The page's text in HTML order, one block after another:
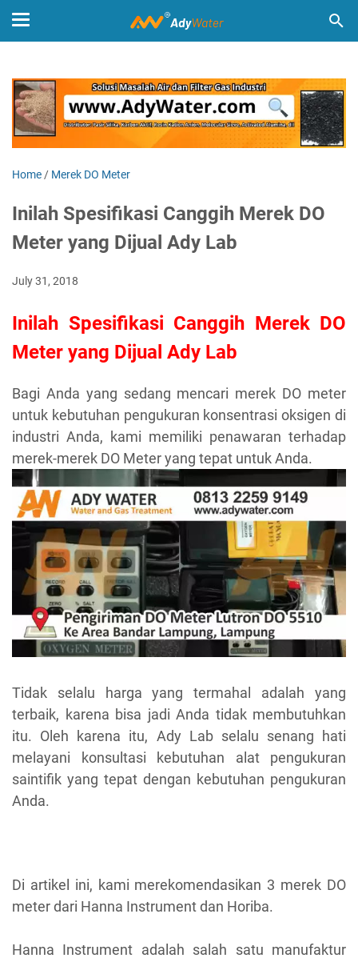
Home / Merek DO Meter
Inilah Spesifikasi Canggih Merek DO
Meter yang Dijual Ady Lab
July 31, 2018
Inilah Spesifikasi Canggih Merek DO
Meter yang Dijual Ady Lab
Bagi Anda yang sedang mencari merek DO meter
untuk kebutuhan pengukuran konsentrasi oksigen di
industri Anda, kami memiliki penawaran terhadap
merek-merek DO Meter yang tepat untuk Anda.
Tidak selalu harga yang termahal adalah yang
terbaik, karena bisa jadi Anda tidak membutuhkan
itu. Oleh karena itu, Ady Lab selalu senang hati
melayani konsultasi kebutuhan alat pengukuran
saintifik yang tepat dengan kebutuhan pengukuran
Anda.
Di artikel ini, kami merekomendasikan 3 merek DO
meter dari Hanna Instrument dan Horiba.
Hanna Instrument adalah salah satu manufaktur